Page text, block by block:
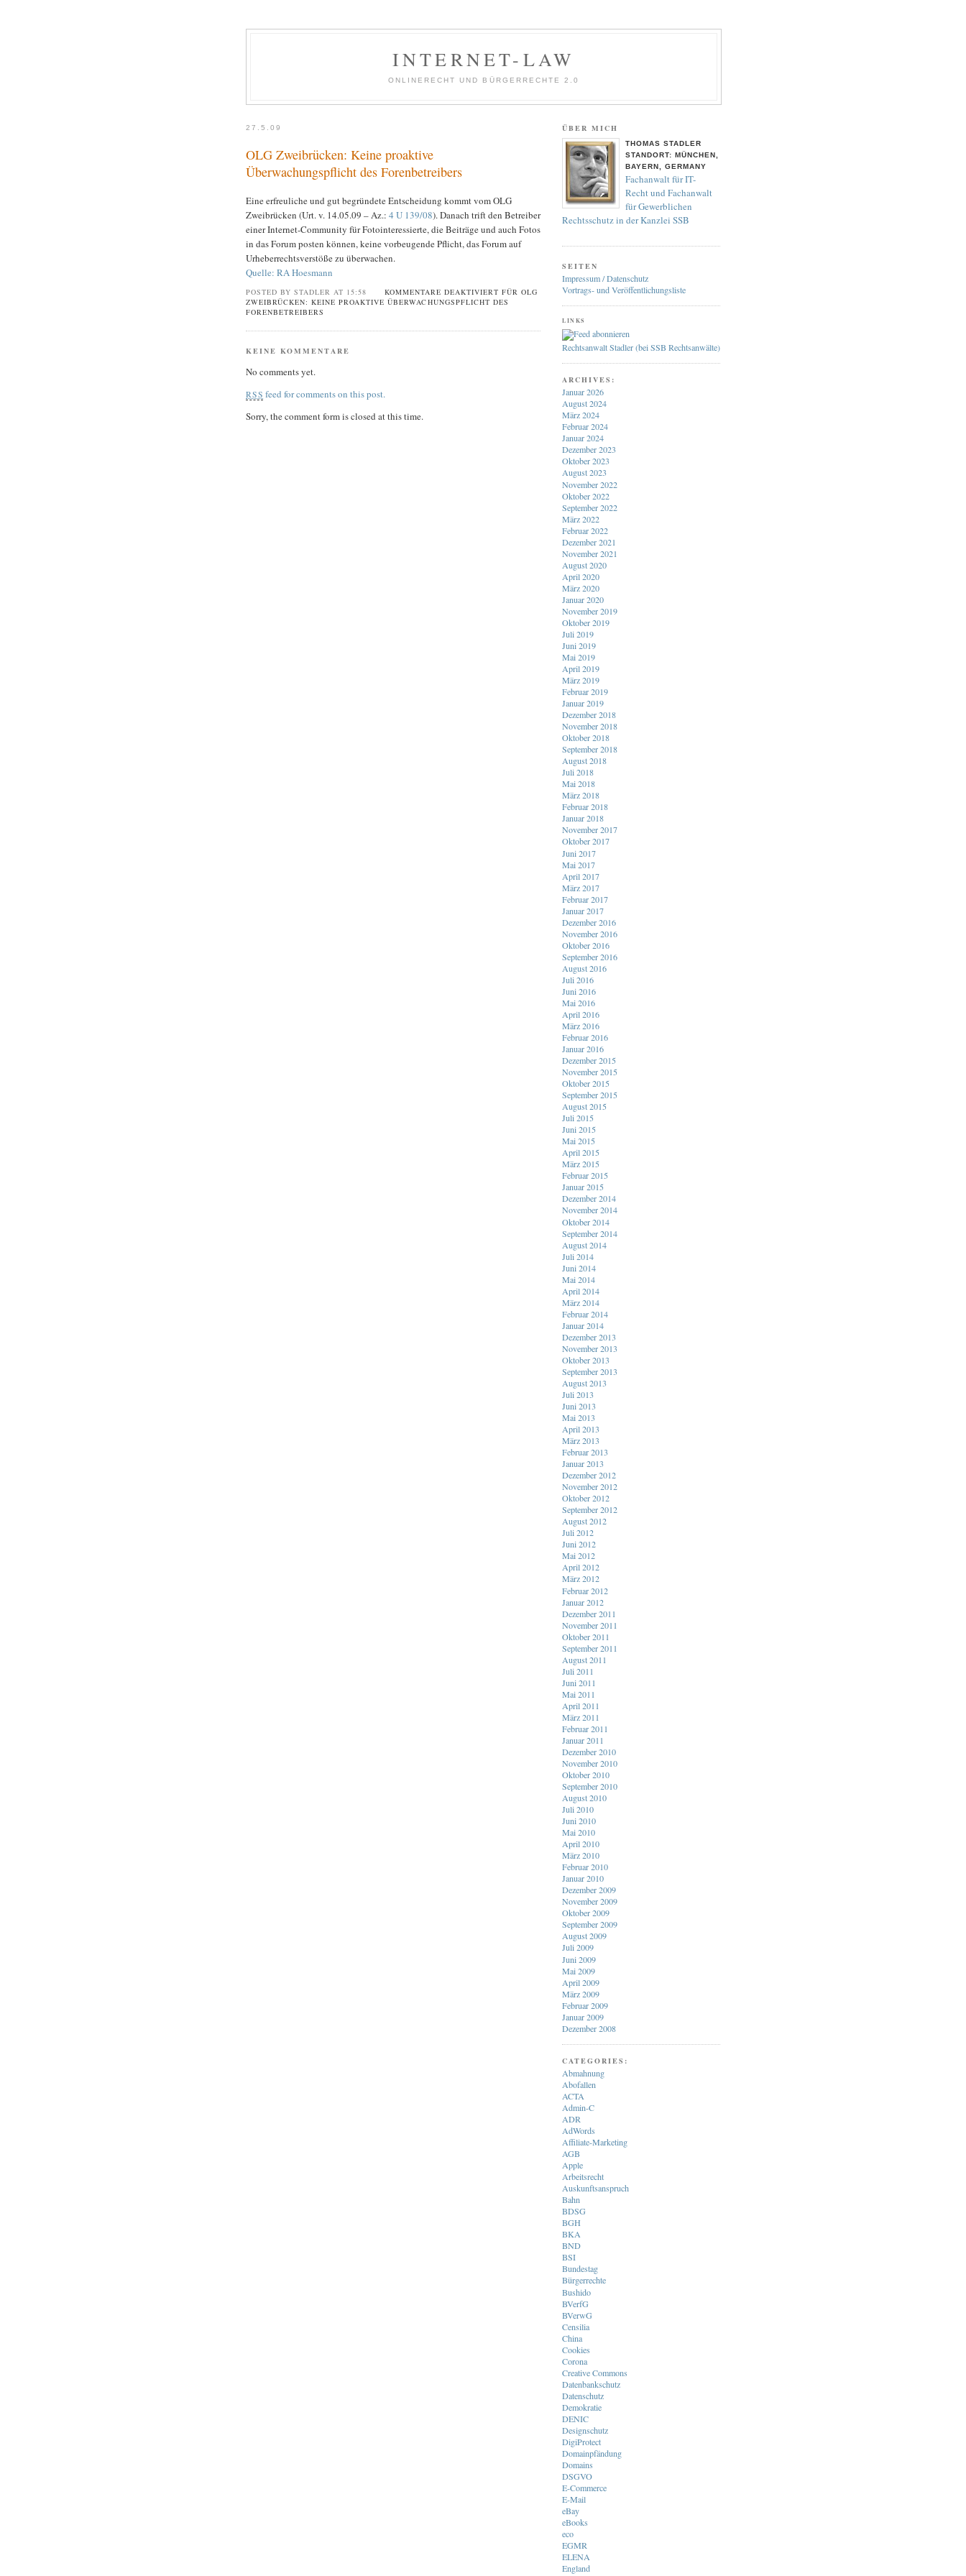
INTERNET-LAW
ONLINERECHT UND BÜRGERRECHTE 2.0
27.5.09
OLG Zweibrücken: Keine proaktive
Überwachungspflicht des Forenbetreibers
Eine erfreuliche und gut begründete Entscheidung kommt vom OLG
Zweibrücken (Urt. v. 14.05.09 – Az.: 4 U 139/08). Danach trift den Betreiber
einer Internet-Community für Fotointeressierte, die Beiträge und auch Fotos
in das Forum posten können, keine vorbeugende Pflicht, das Forum auf
Urheberrechtsverstöße zu überwachen.
Quelle: RA Hoesmann
POSTED BY STADLER AT 15:58 KOMMENTARE DEAKTIVIERT FÜR OLG
ZWEIBRÜCKEN: KEINE PROAKTIVE ÜBERWACHUNGSPFLICHT DES
FORENBETREIBERS
KEINE KOMMENTARE
No comments yet.
RSS feed for comments on this post.
Sorry, the comment form is closed at this time.
ÜBER MICH
THOMAS STADLER
STANDORT: MÜNCHEN,
BAYERN, GERMANY
Fachanwalt für IT-
Recht und Fachanwalt
für Gewerblichen
Rechtsschutz in der Kanzlei SSB
SEITEN
Impressum / Datenschutz
Vortrags- und Veröffentlichungsliste
LINKS
Rechtsanwalt Stadler (bei SSB Rechtsanwälte)
ARCHIVES:
Januar 2026
August 2024
März 2024
Februar 2024
Januar 2024
Dezember 2023
Oktober 2023
August 2023
November 2022
Oktober 2022
September 2022
März 2022
Februar 2022
Dezember 2021
November 2021
August 2020
April 2020
März 2020
Januar 2020
November 2019
Oktober 2019
Juli 2019
Juni 2019
Mai 2019
April 2019
März 2019
Februar 2019
Januar 2019
Dezember 2018
November 2018
Oktober 2018
September 2018
August 2018
Juli 2018
Mai 2018
März 2018
Februar 2018
Januar 2018
November 2017
Oktober 2017
Juni 2017
Mai 2017
April 2017
März 2017
Februar 2017
Januar 2017
Dezember 2016
November 2016
Oktober 2016
September 2016
August 2016
Juli 2016
Juni 2016
Mai 2016
April 2016
März 2016
Februar 2016
Januar 2016
Dezember 2015
November 2015
Oktober 2015
September 2015
August 2015
Juli 2015
Juni 2015
Mai 2015
April 2015
März 2015
Februar 2015
Januar 2015
Dezember 2014
November 2014
Oktober 2014
September 2014
August 2014
Juli 2014
Juni 2014
Mai 2014
April 2014
März 2014
Februar 2014
Januar 2014
Dezember 2013
November 2013
Oktober 2013
September 2013
August 2013
Juli 2013
Juni 2013
Mai 2013
April 2013
März 2013
Februar 2013
Januar 2013
Dezember 2012
November 2012
Oktober 2012
September 2012
August 2012
Juli 2012
Juni 2012
Mai 2012
April 2012
März 2012
Februar 2012
Januar 2012
Dezember 2011
November 2011
Oktober 2011
September 2011
August 2011
Juli 2011
Juni 2011
Mai 2011
April 2011
März 2011
Februar 2011
Januar 2011
Dezember 2010
November 2010
Oktober 2010
September 2010
August 2010
Juli 2010
Juni 2010
Mai 2010
April 2010
März 2010
Februar 2010
Januar 2010
Dezember 2009
November 2009
Oktober 2009
September 2009
August 2009
Juli 2009
Juni 2009
Mai 2009
April 2009
März 2009
Februar 2009
Januar 2009
Dezember 2008
CATEGORIES:
Abmahnung
Abofallen
ACTA
Admin-C
ADR
AdWords
Affiliate-Marketing
AGB
Apple
Arbeitsrecht
Auskunftsanspruch
Bahn
BDSG
BGH
BKA
BND
BSI
Bundestag
Bürgerrechte
Bushido
BVerfG
BVerwG
Censilia
China
Cookies
Corona
Creative Commons
Datenbankschutz
Datenschutz
Demokratie
DENIC
Designschutz
DigiProtect
Domainpfändung
Domains
DSGVO
E-Commerce
E-Mail
eBay
eBooks
eco
EGMR
ELENA
England